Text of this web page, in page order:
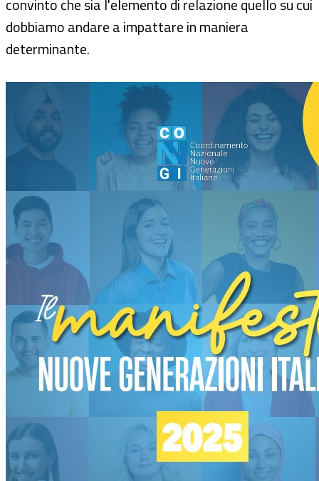
convinto che sia l'elemento di relazione quello su cui
dobbiamo andare a impattare in maniera
determinante.